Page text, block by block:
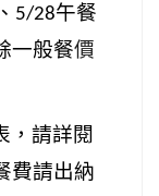
、 5/28午餐
一般餐價
，請詳閱
費請出納